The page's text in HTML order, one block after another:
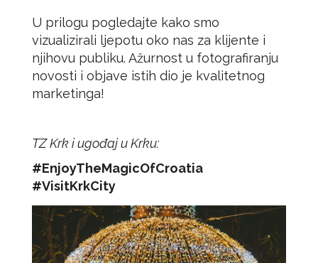
U prilogu pogledajte kako smo
vizualizirali ljepotu oko nas za klijente i
njihovu publiku. Ažurnost u fotografiranju
novosti i objave istih dio je kvalitetnog
marketinga!
TZ Krk i ugođaj u Krku:
#EnjoyTheMagicOfCroatia
#VisitKrkCity